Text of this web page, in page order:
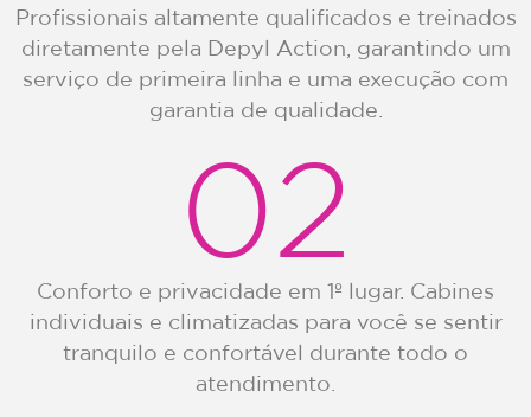
Profissionais altamente qualificados e treinados
diretamente pela Depyl Action, garantindo um
serviço de primeira linha e uma execução com
garantia de qualidade.
02
Conforto e privacidade em 1º lugar. Cabines
individuais e climatizadas para você se sentir
tranquilo e confortável durante todo o
atendimento.